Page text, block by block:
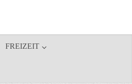
FREIZEIT